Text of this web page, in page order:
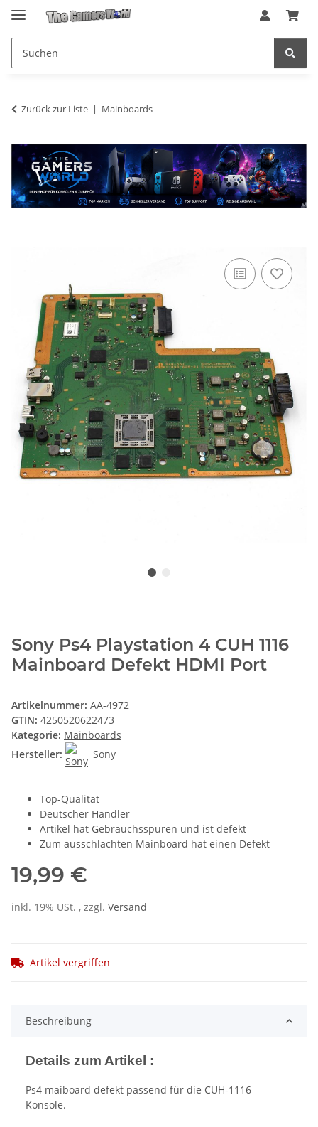
Zurück zur Liste Mainboards
Sony Ps4 Playstation 4 CUH 1116
Mainboard Defekt HDMI Port
Artikelnummer: AA-4972
GTIN: 4250520622473
Kategorie: Mainboards
Hersteller:
Sony
Top-Qualität
Deutscher Händler
Artikel hat Gebrauchsspuren und ist defekt
Zum ausschlachten Mainboard hat einen Defekt
19,99 €
inkl. 19% USt. , zzgl. Versand
Artikel vergriffen
Beschreibung
Details zum Artikel :
Ps4 maiboard defekt passend für die CUH-1116
Konsole.